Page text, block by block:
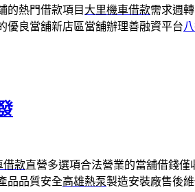
的熱門借款項目 大里機車借款需求週
優良當舖新店區當舖辦理善融資平台
借款直營多選項合法營業的當舖借錢
品品質安全高雄熱泵製造安裝廠售後